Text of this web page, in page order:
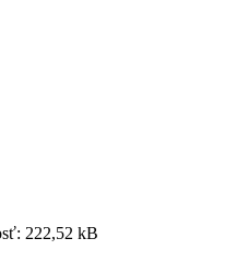
222,52 kB